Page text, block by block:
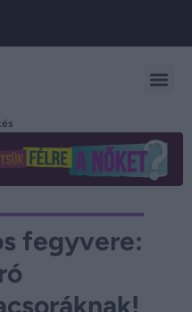
fegyvere: